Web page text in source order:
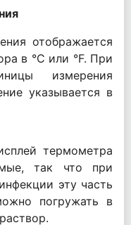
отображается
в °С или °F. При
измерения
указывается в
термометра
так что при
эту часть
погружать в